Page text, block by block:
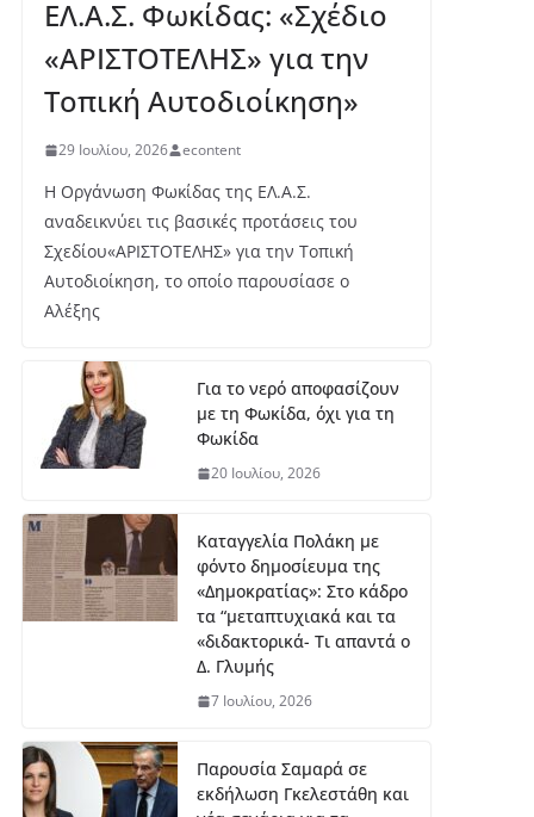
Έβ
Αυ
γο
ΔΤ Εντάχθηκε προς
χρηματοδότησης η
εκπόνηση Σχεδίου
Αστικής
Στο Λιδωρίκι ο Φάνης
Σπανός για έργα και
ΕΛ.Α.Σ. Φωκίδας: «Σχέδιο
«ΑΡΙΣΤΟΤΕΛΗΣ» για την
Τοπική Αυτοδιοίκηση»
29 Ιουλίου, 2026 econtent
Η Οργάνωση Φωκίδας της ΕΛ.Α.Σ.
αναδεικνύει τις βασικές προτάσεις του
Σχεδίου«ΑΡΙΣΤΟΤΕΛΗΣ» για την Τοπική
Αυτοδιοίκηση, το οποίο παρουσίασε ο
Αλέξης
Για το νερό αποφασίζουν
με τη Φωκίδα, όχι για τη
Φωκίδα
20 Ιουλίου, 2026
Καταγγελία Πολάκη με
φόντο δημοσίευμα της
«Δημοκρατίας»: Στο κάδρο
τα “μεταπτυχιακά και τα
«διδακτορικά- Τι απαντά ο
Δ. Γλυμής
7 Ιουλίου, 2026
Παρουσία Σαμαρά σε
εκδήλωση Γκελεστάθη και